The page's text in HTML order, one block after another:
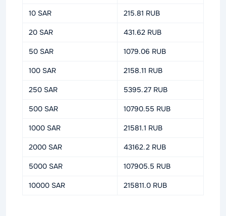
10 SAR 215.81 RUB
20 SAR 431.62 RUB
50 SAR 1079.06 RUB
100 SAR 2158.11 RUB
250 SAR 5395.27 RUB
500 SAR 10790.55 RUB
1000 SAR 21581.1 RUB
2000 SAR 43162.2 RUB
5000 SAR 107905.5 RUB
10000 SAR 215811.0 RUB